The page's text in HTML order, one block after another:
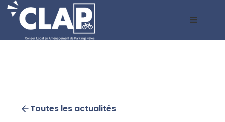
Toutes les actualités